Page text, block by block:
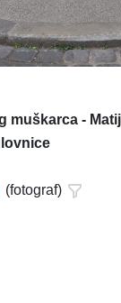
muškarca -
(fotograf)